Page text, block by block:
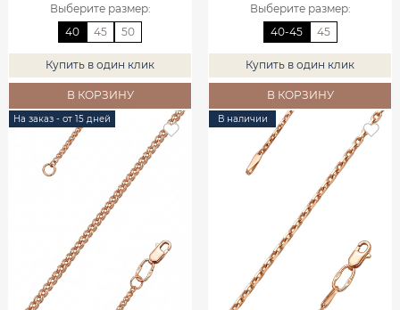
Выберите размер:
40
45 50
Купить в один клик
В КОРЗИНУ
Выберите размер:
40-45
45
Купить в один клик
В КОРЗИНУ
На заказ - от 15 дней В наличии